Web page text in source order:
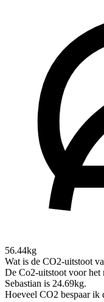
56.44kg
Wat is de CO2-uitstoot
De Co2-uitstoot voor het
Sebastian is 24.69kg.
Hoeveel CO2 bespaar ik